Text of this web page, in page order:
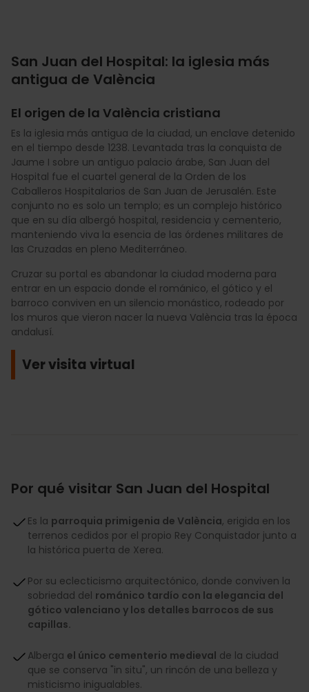
San Juan del Hospital: la iglesia más
antigua de València
El origen de la València cristiana
Es la iglesia más antigua de la ciudad, un enclave detenido
en el tiempo desde 1238. Levantada tras la conquista de
Jaume I sobre un antiguo palacio árabe, San Juan del
Hospital fue el cuartel general de la Orden de los
Caballeros Hospitalarios de San Juan de Jerusalén. Este
conjunto no es solo un templo; es un complejo histórico
que en su día albergó hospital, residencia y cementerio,
manteniendo viva la esencia de las órdenes militares de
las Cruzadas en pleno Mediterráneo.
Cruzar su portal es abandonar la ciudad moderna para
entrar en un espacio donde el románico, el gótico y el
barroco conviven en un silencio monástico, rodeado por
los muros que vieron nacer la nueva València tras la época
andalusí.
Ver visita virtual
Por qué visitar San Juan del Hospital
Es la parroquia primigenia de València, erigida en los
terrenos cedidos por el propio Rey Conquistador junto a
la histórica puerta de Xerea.
Por su eclecticismo arquitectónico, donde conviven la
sobriedad del románico tardío con la elegancia del
gótico valenciano y los detalles barrocos de sus
capillas.
Alberga el único cementerio medieval de la ciudad
que se conserva "in situ", un rincón de una belleza y
misticismo inigualables.